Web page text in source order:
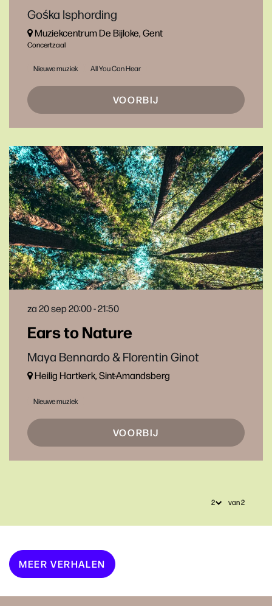
Gośka Isphording
Muziekcentrum De Bijloke, Gent
Concertzaal
Nieuwe muziek All You Can Hear
VOORBIJ
Ears to Nature
Maya Bennardo & Florentin Ginot
za 20 sep20:00 - 21:50
Heilig Hartkerk, Sint-Amandsberg
Nieuwe muziek
VOORBIJ
van 2
MEER VERHALEN